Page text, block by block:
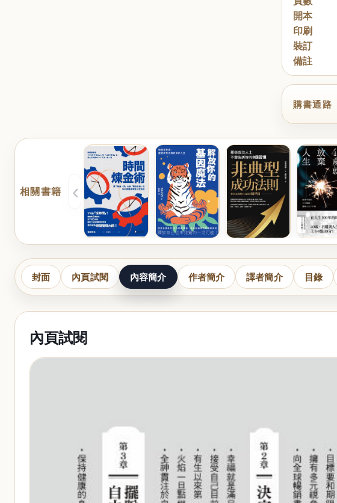
開本
印刷
裝訂
備註
購書通路
相關書籍 ‹
封面 內頁試閱 內容簡介 作者簡介 譯者簡介 目錄
內頁試閱